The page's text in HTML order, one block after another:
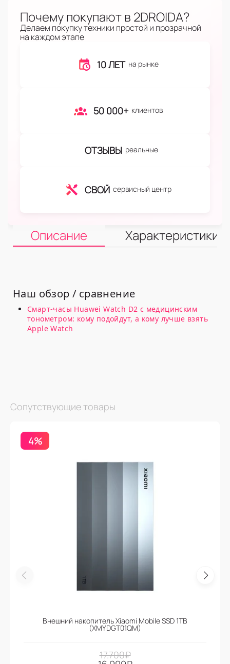
Почему покупают в 2DROIDA?
Делаем покупку техники простой и прозрачной
на каждом этапе
10 ЛЕТ на рынке
50 000+ клиентов
ОТЗЫВЫ реальные
СВОЙ сервисный центр
Описание Характеристики
Наш обзор / сравнение
Смарт-часы Huawei Watch D2 с медицинским
тонометром: кому подойдут, а кому лучше взять
Apple Watch
Сопутствующие товары
4%
Внешний накопитель Xiaomi Mobile SSD 1TB
(XMYDGT01QM)
17.700₽